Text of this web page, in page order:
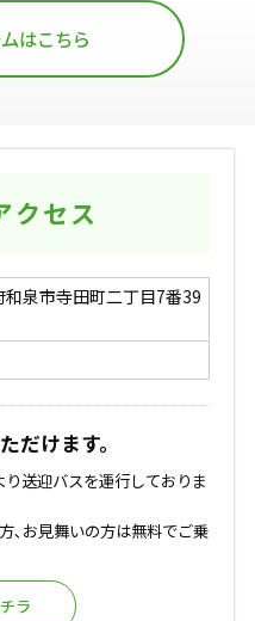
はこちら
クセス
泉市寺田町二丁目7番39
だけます。
送迎バスを運行しておりま
､お見舞いの方は無料でご乗
ラ